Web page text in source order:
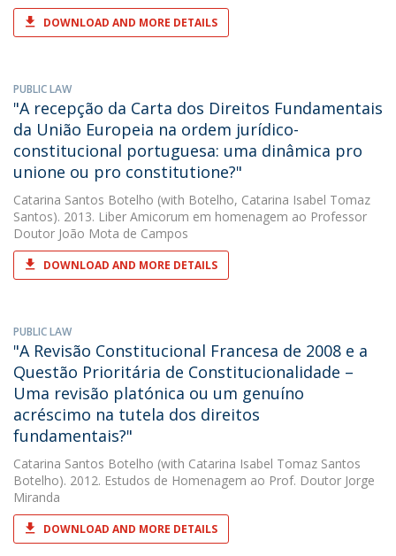
DOWNLOAD AND MORE DETAILS
PUBLIC LAW
"A recepção da Carta dos Direitos Fundamentais
da União Europeia na ordem jurídico-
constitucional portuguesa: uma dinâmica pro
unione ou pro constitutione?"
Catarina Santos Botelho (with Botelho, Catarina Isabel Tomaz
Santos). 2013. Liber Amicorum em homenagem ao Professor
Doutor João Mota de Campos
DOWNLOAD AND MORE DETAILS
PUBLIC LAW
"A Revisão Constitucional Francesa de 2008 e a
Questão Prioritária de Constitucionalidade –
Uma revisão platónica ou um genuíno
acréscimo na tutela dos direitos
fundamentais?"
Catarina Santos Botelho (with Catarina Isabel Tomaz Santos
Botelho). 2012. Estudos de Homenagem ao Prof. Doutor Jorge
Miranda
DOWNLOAD AND MORE DETAILS